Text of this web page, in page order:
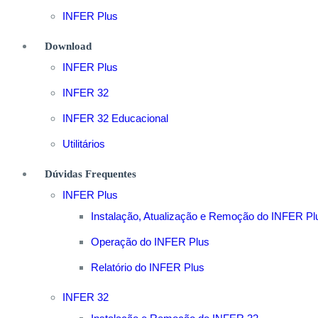
INFER Plus
Download
INFER Plus
INFER 32
INFER 32 Educacional
Utilitários
Dúvidas Frequentes
INFER Plus
Instalação, Atualização e Remoção do INFER
Operação do INFER Plus
Relatório do INFER Plus
INFER 32